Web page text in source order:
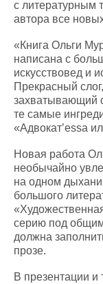
с литературным
автора все
«Книга Ольги
написана с
искусствовед и
Прекрасный
захватывающий
те самые
«Адвокат’essa
Новая работа
необычайно
на одном
большого
серию под
должна
прозе.
В презентации и